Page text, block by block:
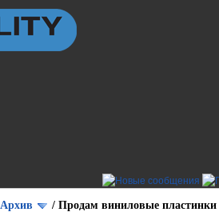
Архив / Продам виниловые пластинки